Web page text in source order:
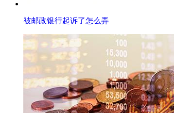
被邮政银行起诉了怎么弄